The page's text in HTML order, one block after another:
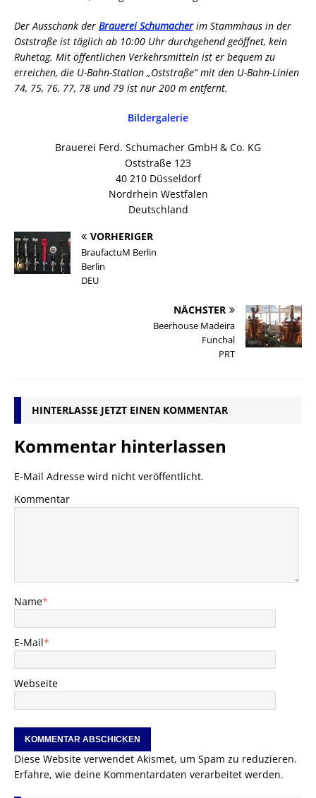
Der Ausschank der Brauerei Schumacherim Stammhaus in der
Oststraße ist täglich ab 10:00 Uhr durchgehend geöffnet, kein
Ruhetag. Mit öffentlichen Verkehrsmitteln ist er bequem zu
erreichen, die U-Bahn-Station „Oststraße“ mit den U-Bahn-Linien
74, 75, 76, 77, 78 und 79 ist nur 200 m entfernt.
Bildergalerie
Brauerei Ferd. Schumacher GmbH & Co. KG
Oststraße 123
40 210 Düsseldorf
Nordrhein Westfalen
Deutschland
VORHERIGER
BraufactuM Berlin
Berlin
DEU
NÄCHSTER
Beerhouse Madeira
Funchal
PRT
HINTERLASSE JETZT EINEN KOMMENTAR
Kommentar hinterlassen
E-Mail Adresse wird nicht veröffentlicht.
Kommentar
Name*
E-Mail*
Webseite
Diese Website verwendet Akismet, um Spam zu reduzieren.
Erfahre, wie deine Kommentardaten verarbeitet werden.